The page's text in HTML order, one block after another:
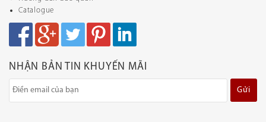
Catalogue
NHẬN BẢN TIN KHUYẾN MÃI
Gửi